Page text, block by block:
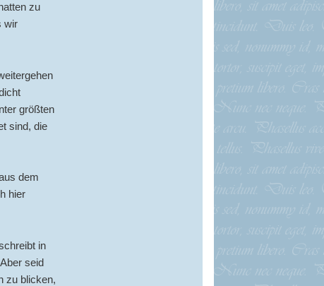
zu
wir
größten
sind, die
dem
hier
in
seid
zu blicken,